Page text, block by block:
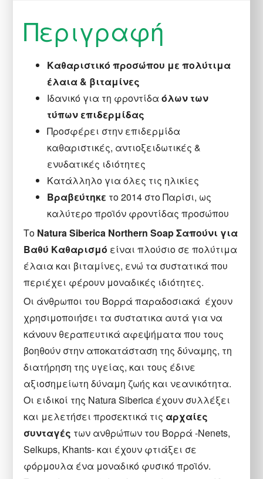
Περιγραφή
Καθαριστικό προσώπου με πολύτιμα
έλαια & βιταμίνες
Ιδανικό για τη φροντίδαόλων των
τύπων επιδερμίδας
Προσφέρει στην επιδερμίδα
καθαριστικές, αντιοξειδωτικές &
ενυδατικές ιδιότητες
Κατάλληλο για όλες τις ηλικίες
Βραβεύτηκε το 2014 στο Παρίσι, ως
καλύτερο προϊόν φροντίδας προσώπου
Το Natura Siberica Northern Soap Σαπούνι για
Βαθύ Καθαρισμό είναι πλούσιο σε πολύτιμα
έλαια και βιταμίνες, ενώ τα συστατικά που
περιέχει φέρουν μοναδικές ιδιότητες.
Οι άνθρωποι του Βορρά παραδοσιακά έχουν
χρησιμοποιήσει τα συστατικα αυτά για να
κάνουν θεραπευτικά αφεψήματα που τους
βοηθούν στην αποκατάσταση της δύναμης, τη
διατήρηση της υγείας, και τους έδινε
αξιοσημείωτη δύναμη ζωής και νεανικότητα.
Οι ειδικοί της Natura Siberica έχουν συλλέξει
και μελετήσει προσεκτικά τις αρχαίες
συνταγές των ανθρώπων του Βορρά -Nenets,
Selkups, Khants- και έχουν φτιάξει σε
φόρμουλα ένα μοναδικό φυσικό προϊόν.